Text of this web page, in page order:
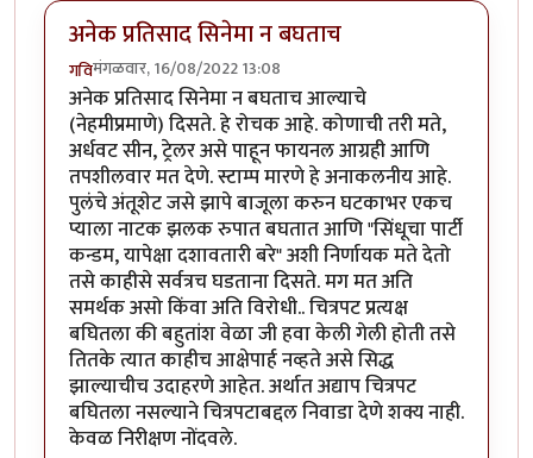
अनेक प्रतिसाद सिनेमा न बघताच
गविमंगळवार, 16/08/2022 13:08
अनेक प्रतिसाद सिनेमा न बघताच आल्याचे
(नेहमीप्रमाणे) दिसते. हे रोचक आहे. कोणाची तरी मते,
अर्धवट सीन, ट्रेलर असे पाहून फायनल आग्रही आणि
तपशीलवार मत देणे. स्टाम्प मारणे हे अनाकलनीय आहे.
पुलंचे अंतूशेट जसे झापे बाजूला करुन घटकाभर एकच
प्याला नाटक झलक रुपात बघतात आणि "सिंधूचा पार्टी
कन्डम, यापेक्षा दशावतारी बरे" अशी निर्णायक मते देतो
तसे काहीसे सर्वत्रच घडताना दिसते. मग मत अति
समर्थक असो किंवा अति विरोधी.. चित्रपट प्रत्यक्ष
बघितला की बहुतांश वेळा जी हवा केली गेली होती तसे
तितके त्यात काहीच आक्षेपार्ह नव्हते असे सिद्ध
झाल्याचीच उदाहरणे आहेत. अर्थात अद्याप चित्रपट
बघितला नसल्याने चित्रपटाबद्दल निवाडा देणे शक्य नाही.
केवळ निरीक्षण नोंदवले.